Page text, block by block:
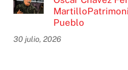
Pueblo
30 julio, 2026